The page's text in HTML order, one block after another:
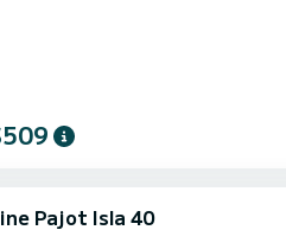
Pajot Isla 40